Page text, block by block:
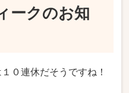
ークのお知
０連休だそうですね！